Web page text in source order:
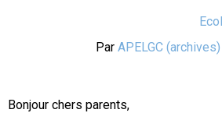
Par APELGC (archives)
Bonjour chers parents,